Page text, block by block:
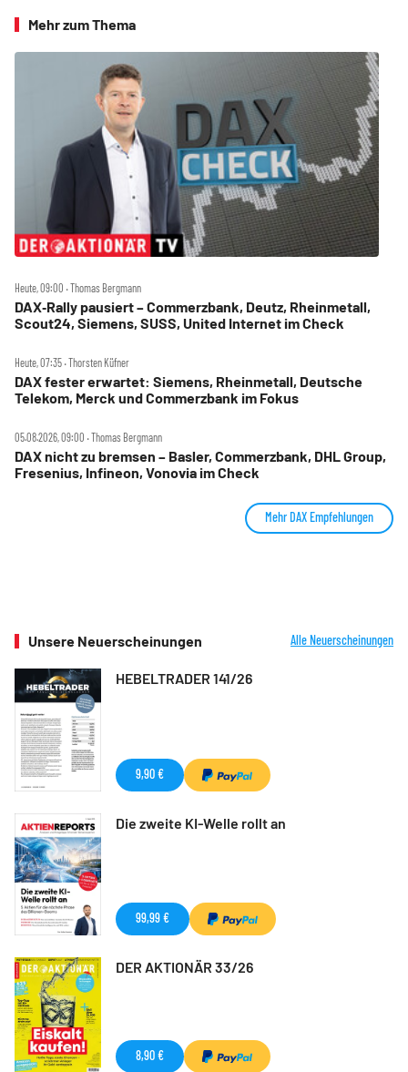
Mehr zum Thema
Heute, 09:00 ‧ Thomas Bergmann
DAX‑Rally pausiert – Commerzbank, Deutz, Rheinmetall,
Scout24, Siemens, SUSS, United Internet im Check
Heute, 07:35 ‧ Thorsten Küfner
DAX fester erwartet: Siemens, Rheinmetall, Deutsche
Telekom, Merck und Commerzbank im Fokus
05.08.2026, 09:00 ‧ Thomas Bergmann
DAX nicht zu bremsen – Basler, Commerzbank, DHL Group,
Fresenius, Infineon, Vonovia im Check
Mehr DAX Empfehlungen
Unsere Neuerscheinungen Alle Neuerscheinungen
HEBELTRADER 141/26
9,90 €
Die zweite KI-Welle rollt an
99,99 €
DER AKTIONÄR 33/26
8,90 €